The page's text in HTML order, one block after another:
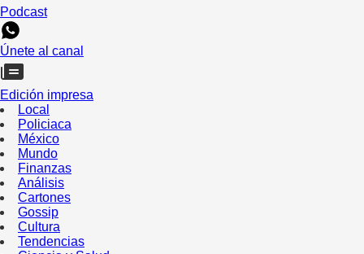
Podcast
Únete al canal
Edición impresa
Local
Policiaca
México
Mundo
Finanzas
Análisis
Cartones
Gossip
Cultura
Tendencias